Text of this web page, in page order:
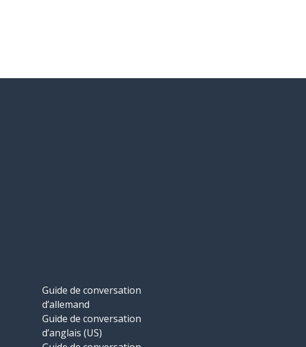
Guide de conversation
d’allemand
Guide de conversation
d’anglais (US)